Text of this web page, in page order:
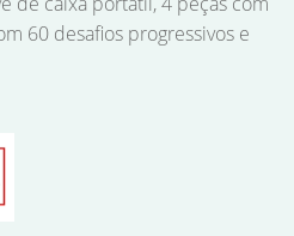
60 desafios progressivos e